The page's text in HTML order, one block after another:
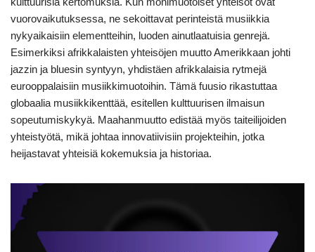
vuorovaikutuksessa, ne sekoittavat perinteistä musiikkia
nykyaikaisiin elementteihin, luoden ainutlaatuisia genrejä.
Esimerkiksi afrikkalaisten yhteisöjen muutto Amerikkaan johti
jazzin ja bluesin syntyyn, yhdistäen afrikkalaisia rytmejä
eurooppalaisiin musiikkimuotoihin. Tämä fuusio rikastuttaa
globaalia musiikkikenttää, esitellen kulttuurisen ilmaisun
sopeutumiskykyä. Maahanmuutto edistää myös taiteilijoiden
yhteistyötä, mikä johtaa innovatiivisiin projekteihin, jotka
heijastavat yhteisiä kokemuksia ja historiaa.